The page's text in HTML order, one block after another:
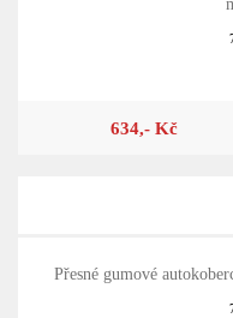
634,- Kč
Přesné gumové